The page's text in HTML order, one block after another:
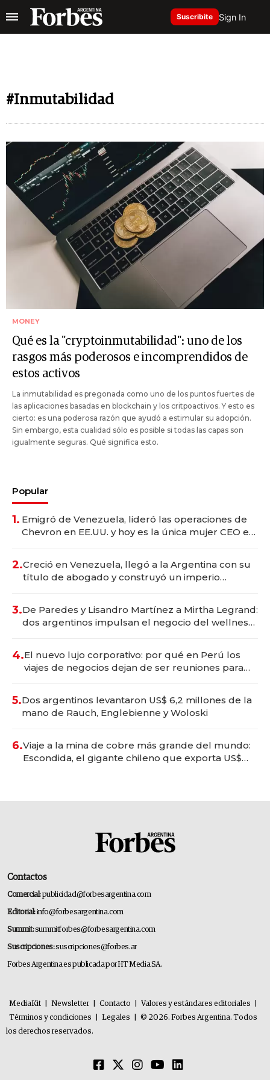
Suscribite Sign In
#Inmutabilidad
MONEY
Qué es la "cryptoinmutabilidad": uno de los
rasgos más poderosos e incomprendidos de
estos activos
La inmutabilidad es pregonada como uno de los puntos fuertes de
las aplicaciones basadas en blockchain y los critpoactivos. Y esto es
cierto: es una poderosa razón que ayudó a estimular su adopción.
Sin embargo, esta cualidad sólo es posible si todas las capas son
igualmente seguras. Qué significa esto.
Popular
1. Emigró de Venezuela, lideró las operaciones de
Chevron en EE.UU. y hoy es la única mujer CEO en
2.Creció en Venezuela, llegó a la Argentina con su
título de abogado y construyó un imperio
3.De Paredes y Lisandro Martínez a Mirtha Legrand:
dos argentinos impulsan el negocio del wellness
4.El nuevo lujo corporativo: por qué en Perú los
viajes de negocios dejan de ser reuniones para
5.Dos argentinos levantaron US$ 6,2 millones de la
mano de Rauch, Englebienne y Woloski
6.Viaje a la mina de cobre más grande del mundo:
Escondida, el gigante chileno que exporta US$
Contactos
Comercial:publicidad@forbesargentina.com
Editorial:info@forbesargentina.com
Summit:summitforbes@forbesargentina.com
Suscripciones:suscripciones@forbes.ar
Forbes Argentina es publicada por HT Media SA.
MediaKit Newsletter Contacto Valores y estándares editoriales
Términos y condiciones
Legales
© 2026. Forbes Argentina. Todos
los derechos reservados.